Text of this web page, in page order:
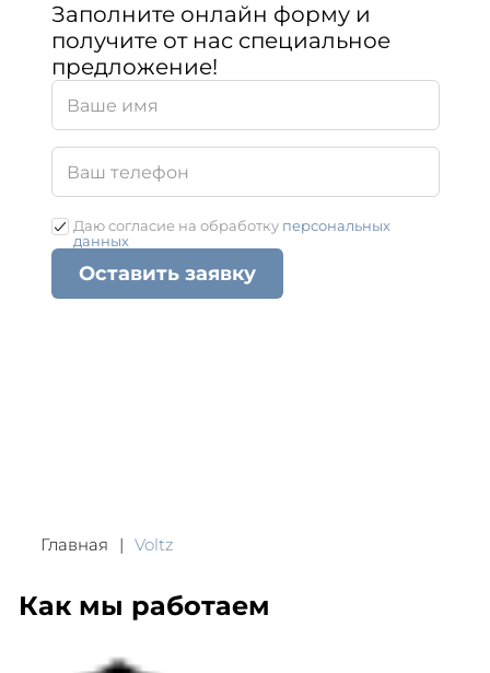
Заполните онлайн форму и
получите от нас специальное
предложение!
Даю согласие на обработку персональных
данных
Оставить заявку
Главная Voltz
Как мы работаем